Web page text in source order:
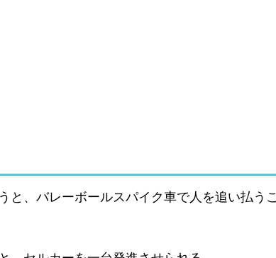
、バレーボールスパイク車で人を追い払うこ